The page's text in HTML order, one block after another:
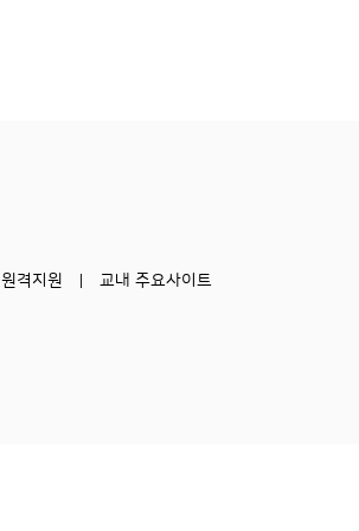
원격지원 교내 주요사이트